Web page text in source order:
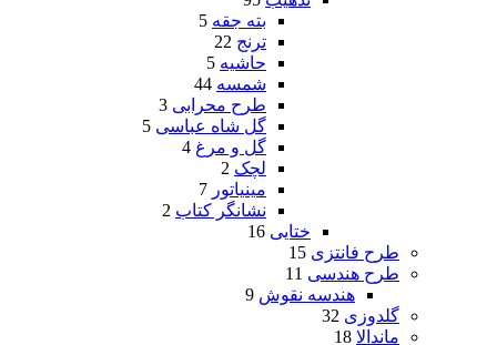
بته جقه 5
ترنج 22
حاشیه 5
شمسه 44
طرح محرابی 3
گل شاه عباسی 5
گل و مرغ 4
لچک 2
مینیاتور 7
نشانگر کتاب 2
ختایی 16
طرح فانتزی 15
طرح هندسی 11
هندسه نقوش 9
گلدوزی 32
ماندالا 18